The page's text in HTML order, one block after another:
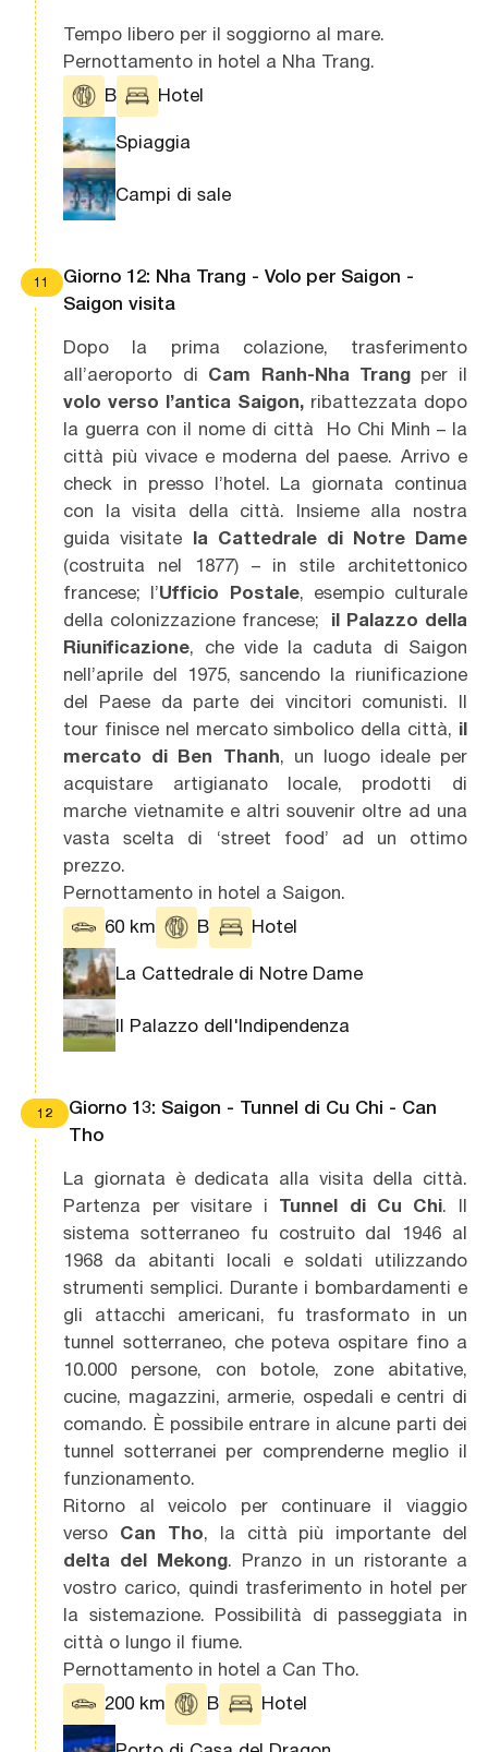
Tempo libero per il soggiorno al mare.
Pernottamento in hotel a Nha Trang.
B
Hotel
Spiaggia
Campi di sale
11
Giorno 12: Nha Trang - Volo per Saigon -
Saigon visita
Dopo la prima colazione, trasferimento
all’aeroporto di Cam Ranh-Nha Trang per il
volo verso l’antica Saigon, ribattezzata dopo
la guerra con il nome di città Ho Chi Minh – la
città più vivace e moderna del paese. Arrivo e
check in presso l’hotel. La giornata continua
con la visita della città. Insieme alla nostra
guida visitate la Cattedrale di Notre Dame
(costruita nel 1877) – in stile architettonico
francese; l’Ufficio Postale, esempio culturale
della colonizzazione francese; il Palazzo della
Riunificazione, che vide la caduta di Saigon
nell’aprile del 1975, sancendo la riunificazione
del Paese da parte dei vincitori comunisti. Il
tour finisce nel mercato simbolico della città, il
mercato di Ben Thanh, un luogo ideale per
acquistare artigianato locale, prodotti di
marche vietnamite e altri souvenir oltre ad una
vasta scelta di ‘street food’ ad un ottimo
prezzo.
Pernottamento in hotel a Saigon.
60 km
B Hotel
La Cattedrale di Notre Dame
Il Palazzo dell'Indipendenza
12
Giorno 13: Saigon - Tunnel di Cu Chi - Can
Tho
La giornata è dedicata alla visita della città.
Partenza per visitare i Tunnel di Cu Chi. Il
sistema sotterraneo fu costruito dal 1946 al
1968 da abitanti locali e soldati utilizzando
strumenti semplici. Durante i bombardamenti e
gli attacchi americani, fu trasformato in un
tunnel sotterraneo, che poteva ospitare fino a
10.000 persone, con botole, zone abitative,
cucine, magazzini, armerie, ospedali e centri di
comando. È possibile entrare in alcune parti dei
tunnel sotterranei per comprenderne meglio il
funzionamento.
Ritorno al veicolo per continuare il viaggio
verso Can Tho, la città più importante del
delta del Mekong. Pranzo in un ristorante a
vostro carico, quindi trasferimento in hotel per
la sistemazione. Possibilità di passeggiata in
città o lungo il fiume.
Pernottamento in hotel a Can Tho.
200 km
B Hotel